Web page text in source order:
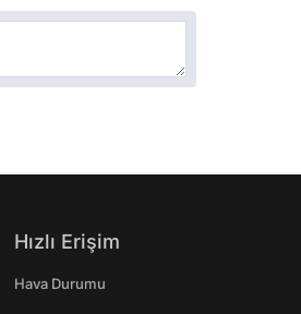
Hızlı Erişim
Hava Durumu